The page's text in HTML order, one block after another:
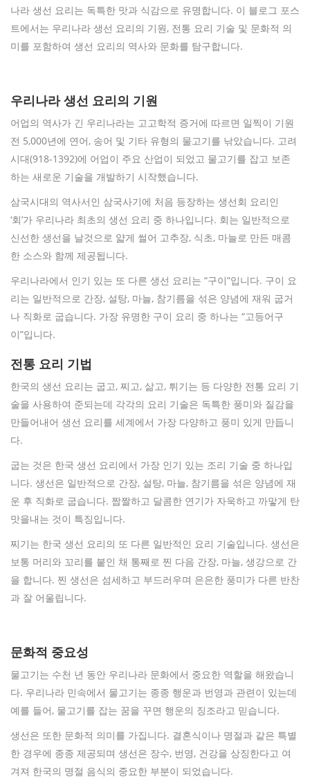
나라 생선 요리는 독특한 맛과 식감으로 유명합니다. 이 블로그 포스
트에서는 우리나라 생선 요리의 기원, 전통 요리 기술 및 문화적 의
미를 포함하여 생선 요리의 역사와 문화를 탐구합니다.
우리나라 생선 요리의 기원
어업의 역사가 긴 우리나라는 고고학적 증거에 따르면 일찍이 기원
전 5,000년에 연어, 송어 및 기타 유형의 물고기를 낚았습니다. 고려
시대(918-1392)에 어업이 주요 산업이 되었고 물고기를 잡고 보존
하는 새로운 기술을 개발하기 시작했습니다.
삼국시대의 역사서인 삼국사기에 처음 등장하는 생선회 요리인
‘회’가 우리나라 최초의 생선 요리 중 하나입니다. 회는 일반적으로
신선한 생선을 날것으로 얇게 썰어 고추장, 식초, 마늘로 만든 매콤
한 소스와 함께 제공됩니다.
우리나라에서 인기 있는 또 다른 생선 요리는 “구이”입니다. 구이 요
리는 일반적으로 간장, 설탕, 마늘, 참기름을 섞은 양념에 재워 굽거
나 직화로 굽습니다. 가장 유명한 구이 요리 중 하나는 “고등어구
이”입니다.
전통 요리 기법
한국의 생선 요리는 굽고, 찌고, 삶고, 튀기는 등 다양한 전통 요리 기
술을 사용하여 준되는데 각각의 요리 기술은 독특한 풍미와 질감을
만들어내어 생선 요리를 세계에서 가장 다양하고 풍미 있게 만듭니
다.
굽는 것은 한국 생선 요리에서 가장 인기 있는 조리 기술 중 하나입
니다. 생선은 일반적으로 간장, 설탕, 마늘, 참기름을 섞은 양념에 재
운 후 직화로 굽습니다. 짭짤하고 달콤한 연기가 자욱하고 까맣게 탄
맛을내는 것이 특징입니다.
찌기는 한국 생선 요리의 또 다른 일반적인 요리 기술입니다. 생선은
보통 머리와 꼬리를 붙인 채 통째로 찐 다음 간장, 마늘, 생강으로 간
을 합니다. 찐 생선은 섬세하고 부드러우며 은은한 풍미가 다른 반찬
과 잘 어울립니다.
문화적 중요성
물고기는 수천 년 동안 우리나라 문화에서 중요한 역할을 해왔습니
다. 우리나라 민속에서 물고기는 종종 행운과 번영과 관련이 있는데
예를 들어, 물고기를 잡는 꿈을 꾸면 행운의 징조라고 믿습니다.
생선은 또한 문화적 의미를 가집니다. 결혼식이나 명절과 같은 특별
한 경우에 종종 제공되며 생선은 장수, 번영, 건강을 상징한다고 여
겨져 한국의 명절 음식의 중요한 부분이 되었습니다.